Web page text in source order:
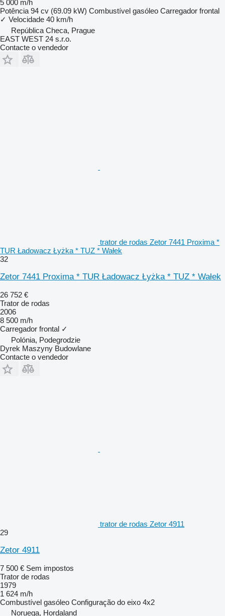
5 000 m/h
Potência 94 cv (69.09 kW) Combustível gasóleo Carregador frontal
✓ Velocidade 40 km/h
República Checa, Prague
EAST WEST 24 s.r.o.
Contacte o vendedor
trator de rodas Zetor 7441 Proxima *
TUR Ładowacz Łyżka * TUZ * Wałek
32
Zetor 7441 Proxima * TUR Ładowacz Łyżka * TUZ * Wałek
26 752 €
Trator de rodas
2006
8 500 m/h
Carregador frontal ✓
Polónia, Podegrodzie
Dyrek Maszyny Budowlane
Contacte o vendedor
trator de rodas Zetor 4911
29
Zetor 4911
7 500 € Sem impostos
Trator de rodas
1979
1 624 m/h
Combustível gasóleo Configuração do eixo 4x2
Noruega, Hordaland